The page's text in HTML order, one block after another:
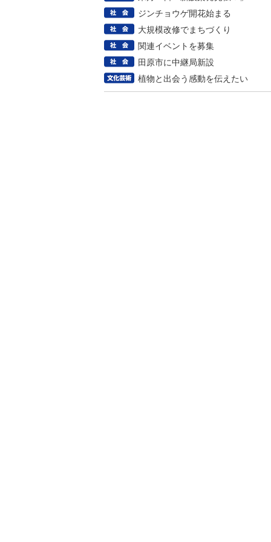
ジンチョウゲ開花始まる
大規模改修でまちづくり
関連イベントを募集
田原市に中継局新設
植物と出会う感動を伝えたい